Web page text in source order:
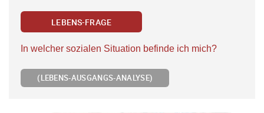
LEBENS-FRAGE
In welcher sozialen Situation befinde ich mich?
(LEBENS-AUSGANGS-ANALYSE)